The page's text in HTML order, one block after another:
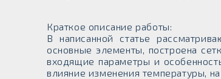
Краткое описание работы:
В написанной статье
основные элементы, построена
входящие параметры и
влияние изменения температуры,